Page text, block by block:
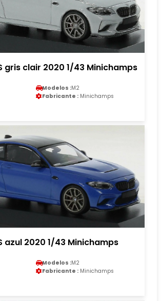
gris clair 2020 1/43 Minichamps
Modelos :M2
Fabricante : Minichamps
azul 2020 1/43 Minichamps
Modelos :M2
Fabricante : Minichamps